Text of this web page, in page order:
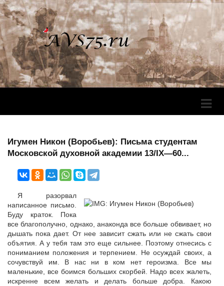
Игумен Никон (Воробьев): Письма студентам
Московской духовной академии 13/IX—60...
Я разорвал
написанное письмо.
Буду краток. Пока
все благополучно, однако, анаконда все больше обвивает, но
дышать пока дает. От нее зависит сжать или не сжать свои
объятия. А у тебя там это еще сильнее. Поэтому отнесись с
пониманием положения и терпением. Не осуждай своих, а
сочувствуй им. В нас ни в ком нет героизма. Все мы
маленькие, все боимся больших скорбей. Надо всех жалеть,
искренне всем желать и делать больше добра. Какою